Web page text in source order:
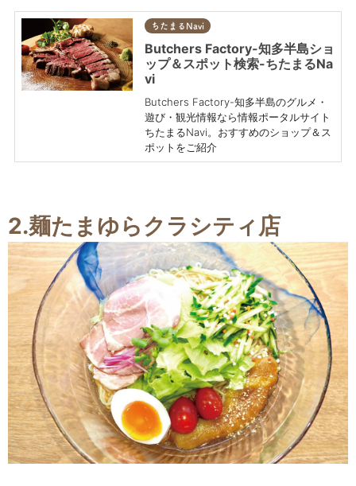
ちたまるNavi
Butchers Factory-知多半島ショ
ップ＆スポット検索-ちたまるNa
vi
Butchers Factory-知多半島のグルメ・
遊び・観光情報なら情報ポータルサイト
ちたまるNavi。おすすめのショップ＆ス
ポットをご紹介
2.麺たまゆらクラシティ店